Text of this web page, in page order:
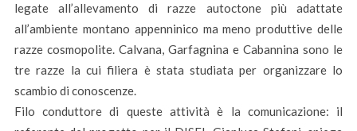
legate all’allevamento di razze autoctone più adattate
all’ambiente montano appenninico ma meno produttive delle
razze cosmopolite. Calvana, Garfagnina e Cabannina sono le
tre razze la cui filiera è stata studiata per organizzare lo
scambio di conoscenze.
Filo conduttore di queste attività è la comunicazione: il